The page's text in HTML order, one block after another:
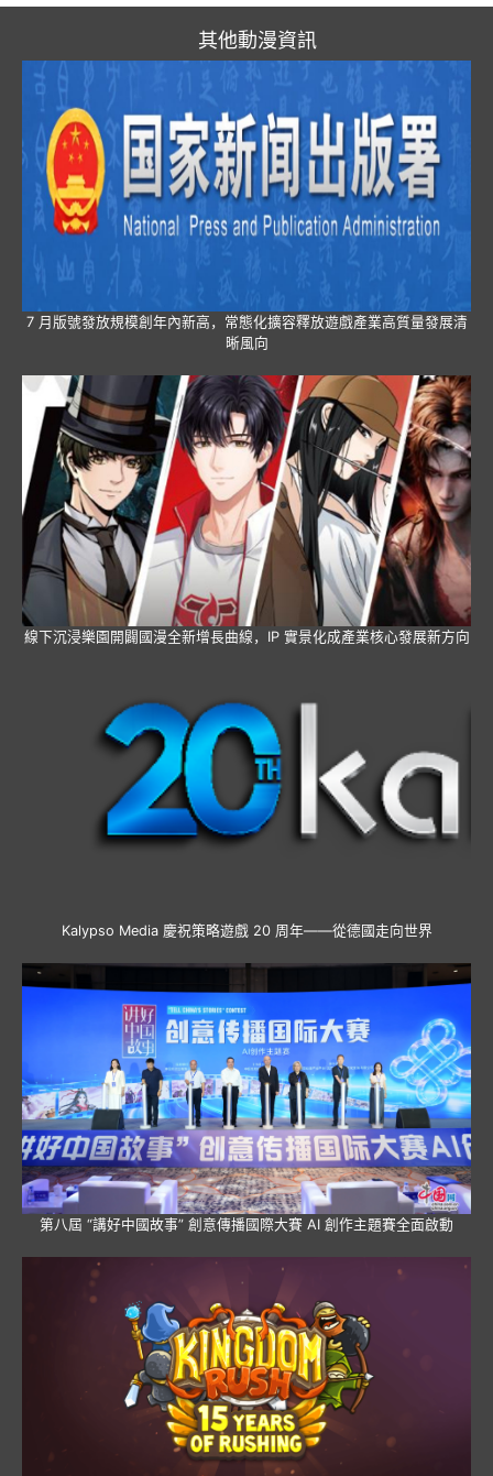
其他動漫資訊
7 月版號發放規模創年內新高，常態化擴容釋放遊戲產業高質量發展清
晰風向
線下沉浸樂園開闢國漫全新增長曲線，IP 實景化成產業核心發展新方向
Kalypso Media 慶祝策略遊戲 20 周年——從德國走向世界
第八屆 “講好中國故事” 創意傳播國際大賽 AI 創作主題賽全面啟動